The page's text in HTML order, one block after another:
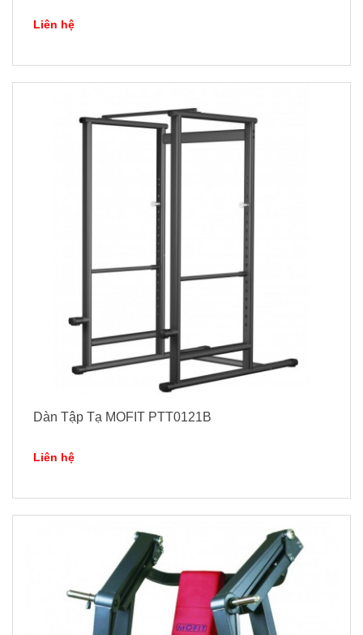
Liên hệ
Dàn Tập Tạ MOFIT PTT0121B
Liên hệ